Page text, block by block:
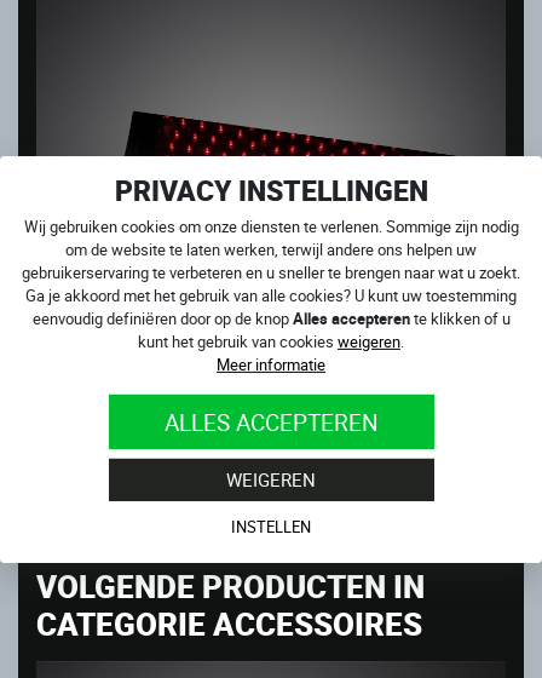
PRIVACY INSTELLINGEN
Wij gebruiken cookies om onze diensten te verlenen. Sommige zijn nodig
om de website te laten werken, terwijl andere ons helpen uw
gebruikerservaring te verbeteren en u sneller te brengen naar wat u zoekt.
Ga je akkoord met het gebruik van alle cookies? U kunt uw toestemming
eenvoudig definiëren door op de knopAlles accepterente klikken of u
kunt het gebruik van cookies weigeren.
Meer informatie
ALLES ACCEPTEREN
WEIGEREN
INSTELLEN
4SR CADEAUBON VAN 100 EURO
VOLGENDE PRODUCTEN IN
CATEGORIE ACCESSOIRES